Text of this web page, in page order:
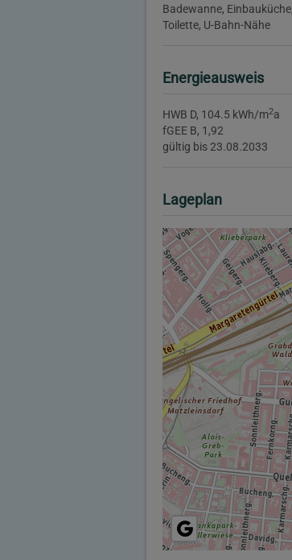
Badewanne Einbauküche
Toilette U-Bahn-Nähe
Energieausweis
HWB D, 104.5 kWh/m2a
fGEE B, 1,92
gültig bis23.08.2033
Lageplan